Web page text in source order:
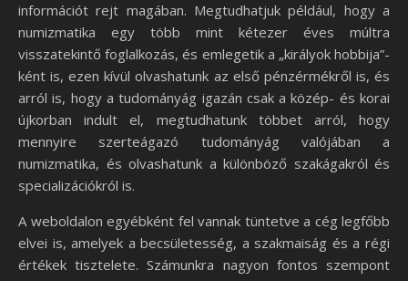
információt rejt magában. Megtudhatjuk például, hogy a
numizmatika egy több mint kétezer éves múltra
visszatekintő foglalkozás, és emlegetik a „királyok hobbija”-
ként is, ezen kívül olvashatunk az első pénzérmékről is, és
arról is, hogy a tudományág igazán csak a közép- és korai
újkorban indult el, megtudhatunk többet arról, hogy
mennyire szerteágazó tudományág valójában a
numizmatika, és olvashatunk a különböző szakágakról és
specializációkról is.
A weboldalon egyébként fel vannak tüntetve a cég legfőbb
elvei is, amelyek a becsületesség, a szakmaiság és a régi
értékek tisztelete. Számunkra nagyon fontos szempont